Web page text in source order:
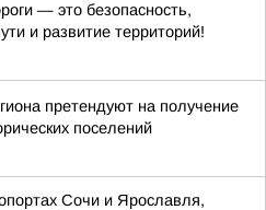
— это безопасность,
и развитие территорий!
претендуют на получение
поселений
Сочи и Ярославля,